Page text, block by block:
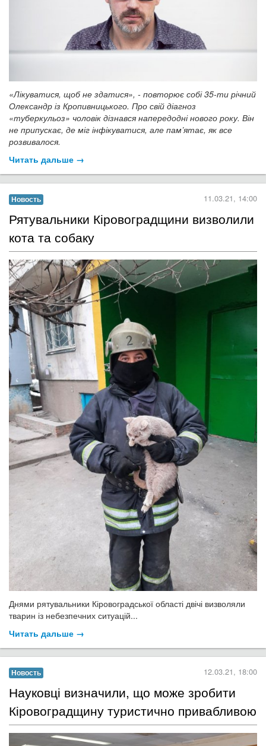
«Лікуватися, щоб не здатися», - повторює собі 35-ти річний
Олександр із Кропивницького. Про свій діагноз
«туберкульоз» чоловік дізнався напередодні нового року. Він
не припускає, де міг інфікуватися, але пам’ятає, як все
розвивалося.
Читать дальше →
Новость 11.03.21, 14:00
​Рятувальники Кіровоградщини визволили
кота та собаку
Днями рятувальники Кіровоградської області двічі визволяли
тварин із небезпечних ситуацій...
Читать дальше →
Новость 12.03.21, 18:00
Науковці визначили, що може зробити
Кіровоградщину туристично привабливою